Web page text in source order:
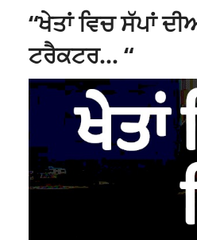
“ਖੇਤਾਂ ਵਿਚ ਸੱਪਾਂ
ਟਰੈਕਟਰ… “